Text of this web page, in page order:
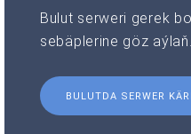
Bulut serweri gerek
sebäplerine göz aýlaň.
BULUTDA SERWER